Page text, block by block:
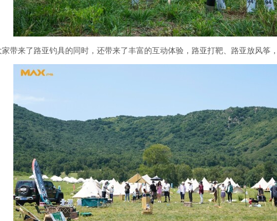
带来了路亚钓具的同时，还带来了丰富的互动体验，路亚打靶、路亚放风筝